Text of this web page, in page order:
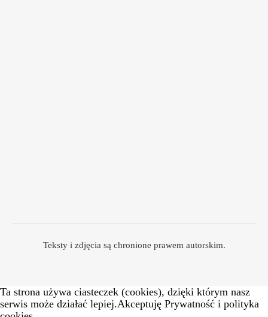
Teksty i zdjęcia są chronione prawem autorskim.
Ta strona używa ciasteczek (cookies), dzięki którym nasz
serwis może działać lepiej.Akceptuję Prywatność i polityka